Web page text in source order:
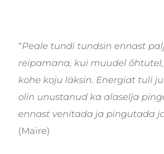
“Peale tundi tundsin ennast
reipamana, kui muudel
kohe koju läksin. Energiat tuli
olin unustanud ka alaselja
ennast venitada ja pingutada
(Maire)